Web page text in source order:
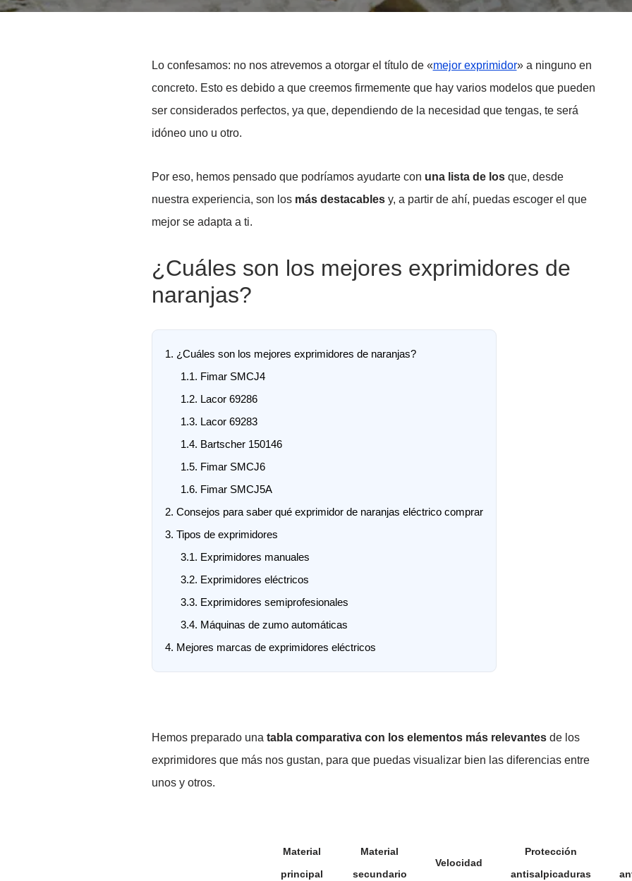
Lo confesamos: no nos atrevemos a otorgar el título de «mejor exprimidor» a ninguno en
concreto. Esto es debido a que creemos firmemente que hay varios modelos que pueden
ser considerados perfectos, ya que, dependiendo de la necesidad que tengas, te será
idóneo uno u otro.
Por eso, hemos pensado que podríamos ayudarte con una lista de losque, desde
nuestra experiencia, son losmás destacablesy, a partir de ahí, puedas escoger el que
mejor se adapta a ti.
¿Cuáles son los mejores exprimidores de
naranjas?
1. ¿Cuáles son los mejores exprimidores de naranjas?
1.1. Fimar SMCJ4
1.2. Lacor 69286
1.3. Lacor 69283
1.4. Bartscher 150146
1.5. Fimar SMCJ6
1.6. Fimar SMCJ5A
2. Consejos para saber qué exprimidor de naranjas eléctrico comprar
3. Tipos de exprimidores
3.1. Exprimidores manuales
3.2. Exprimidores eléctricos
3.3. Exprimidores semiprofesionales
3.4. Máquinas de zumo automáticas
4. Mejores marcas de exprimidores eléctricos
Hemos preparado una tabla comparativa con los elementos más relevantesde los
exprimidores que más nos gustan, para que puedas visualizar bien las diferencias entre
unos y otros.
Material
principal
Material
secundario
Velocidad
Protección
antisalpicaduras